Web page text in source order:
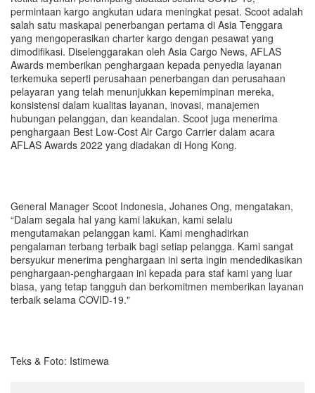
permintaan kargo angkutan udara meningkat pesat. Scoot adalah
salah satu maskapai penerbangan pertama di Asia Tenggara
yang mengoperasikan charter kargo dengan pesawat yang
dimodifikasi. Diselenggarakan oleh Asia Cargo News, AFLAS
Awards memberikan penghargaan kepada penyedia layanan
terkemuka seperti perusahaan penerbangan dan perusahaan
pelayaran yang telah menunjukkan kepemimpinan mereka,
konsistensi dalam kualitas layanan, inovasi, manajemen
hubungan pelanggan, dan keandalan. Scoot juga menerima
penghargaan Best Low-Cost Air Cargo Carrier dalam acara
AFLAS Awards 2022 yang diadakan di Hong Kong.
General Manager Scoot Indonesia, Johanes Ong, mengatakan,
“Dalam segala hal yang kami lakukan, kami selalu
mengutamakan pelanggan kami. Kami menghadirkan
pengalaman terbang terbaik bagi setiap pelangga. Kami sangat
bersyukur menerima penghargaan ini serta ingin mendedikasikan
penghargaan-penghargaan ini kepada para staf kami yang luar
biasa, yang tetap tangguh dan berkomitmen memberikan layanan
terbaik selama COVID-19."
Teks & Foto: Istimewa